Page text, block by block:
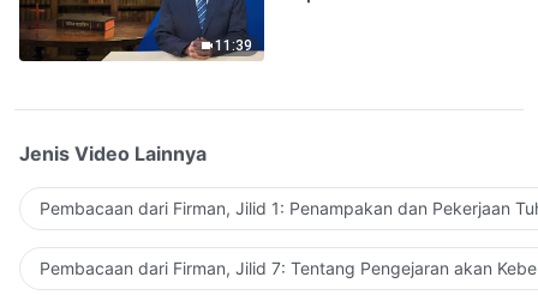
11:39
Jenis Video Lainnya
Pembacaan dari Firman, Jilid 1: Penampakan dan Pekerjaan
Pembacaan dari Firman, Jilid 7: Tentang Pengejaran akan